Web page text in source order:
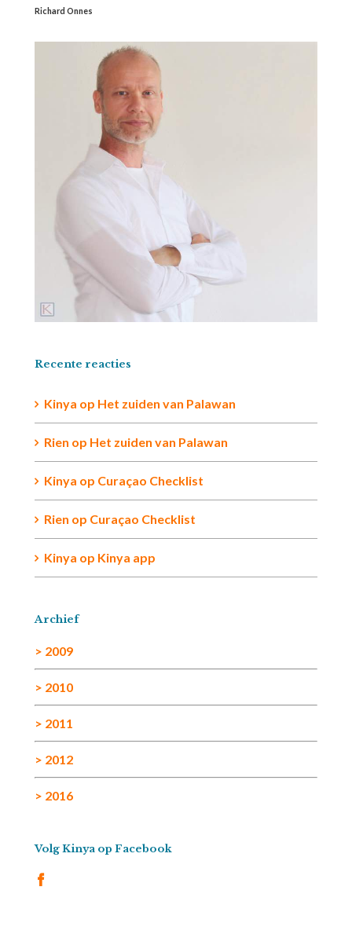
Richard Onnes
Recente reacties
Kinya op Het zuiden van Palawan
Rien op Het zuiden van Palawan
Kinya op Curaçao Checklist
Rien op Curaçao Checklist
Kinya op Kinya app
Archief
> 2009
> 2010
> 2011
> 2012
> 2016
Volg Kinya op Facebook